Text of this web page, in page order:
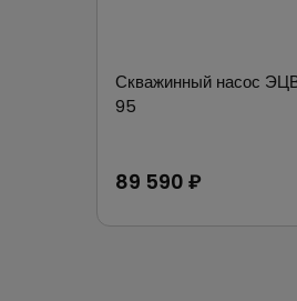
Скважинный насос
95
89 590 ₽